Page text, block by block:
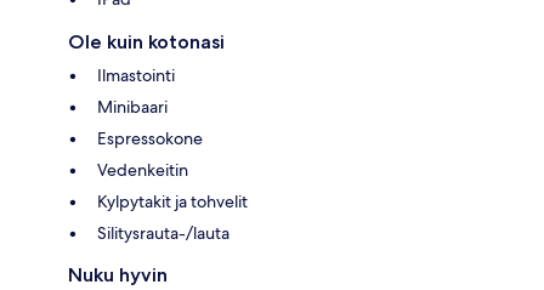
Ole kuin kotonasi
Ilmastointi
Minibaari
Espressokone
Vedenkeitin
Kylpytakit ja tohvelit
Silitysrauta-/lauta
Nuku hyvin